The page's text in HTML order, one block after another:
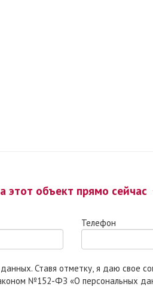
этот объект прямо сейчас
Телефон
обработку моих
№152-ФЗ «О персональных